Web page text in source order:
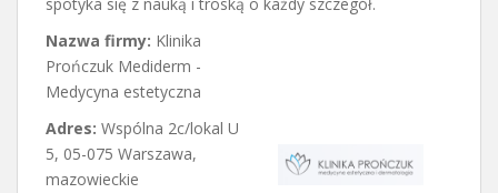
Nazwa firmy: Klinika
Prończuk Mediderm -
Medycyna estetyczna
Adres: Wspólna 2c/lokal U
5, 05-075 Warszawa,
mazowieckie